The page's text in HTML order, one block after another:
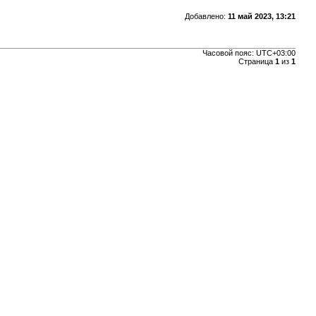
Добавлено: 11 май 2023, 13:21
Часовой пояс: UTC+03:00
Страница 1из 1